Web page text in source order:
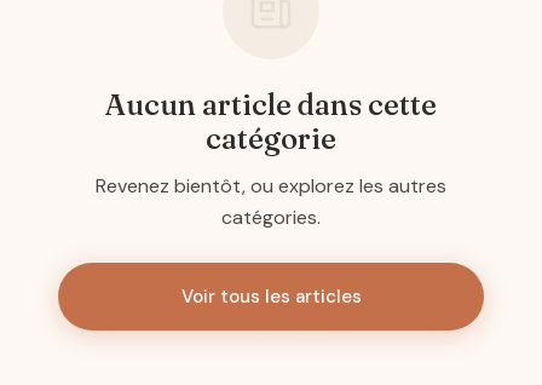
Aucun article dans cette
catégorie
Revenez bientôt, ou explorez les autres
catégories.
Voir tous les articles